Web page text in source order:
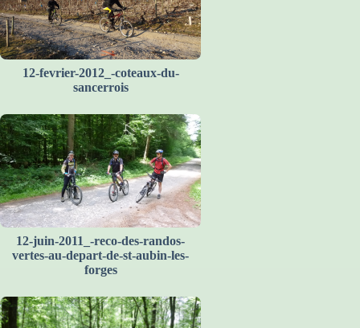
12-fevrier-2012_-coteaux-du-
sancerrois
12-juin-2011_-reco-des-randos-
vertes-au-depart-de-st-aubin-les-
forges